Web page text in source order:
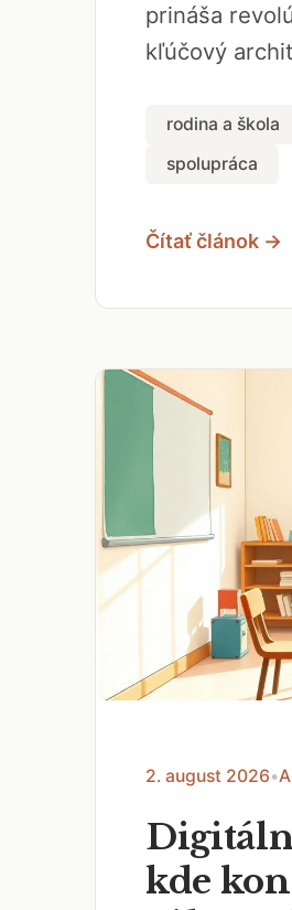
prináša
kľúčový
rodina a škola
spolupráca
Čítať článok →
2. august 2026•
kde